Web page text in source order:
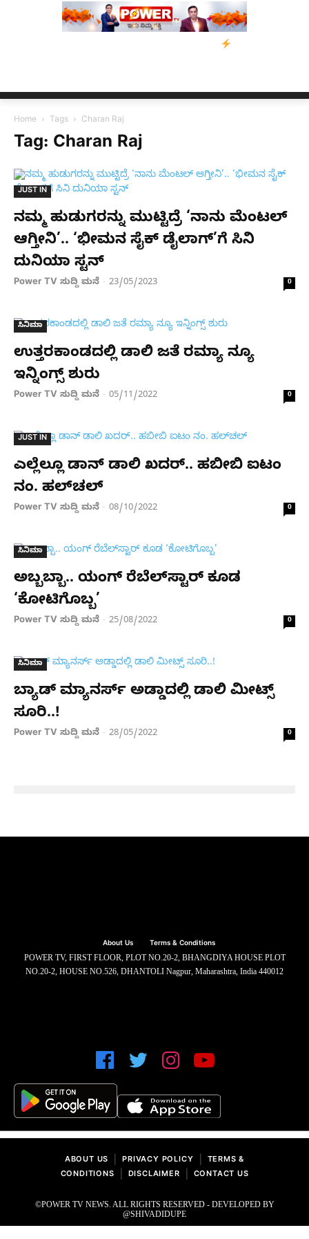
ಬೆಂಗಳೂರಿನಿಂದ
Home Tags Charan Raj
Tag: Charan Raj
JUST IN
ನಮ್ಮ ಹುಡುಗರನ್ನು ಮುಟ್ಟಿದ್ರೆ ‘ನಾನು ಮೆಂಟಲ್
ಆಗ್ತೀನಿ’.. ‘ಭೀಮನ ಸೈಕ್ ಡೈಲಾಗ್’ಗೆ ಸಿನಿ
ದುನಿಯಾ ಸ್ಟನ್
Power TV ಸುದ್ದಿ ಮನೆ - 23/05/2023 0
ಸಿನಿಮಾ
ಉತ್ತರಕಾಂಡದಲ್ಲಿ ಡಾಲಿ ಜತೆ ರಮ್ಯಾ ನ್ಯೂ
ಇನ್ನಿಂಗ್ಸ್ ಶುರು
Power TV ಸುದ್ದಿ ಮನೆ - 05/11/2022 0
JUST IN
ಎಲ್ಲೆಲ್ಲೂ ಡಾನ್ ಡಾಲಿ ಖದರ್.. ಹಬೀಬಿ ಐಟಂ
ನಂ. ಹಲ್​​​​​​ಚಲ್
Power TV ಸುದ್ದಿ ಮನೆ - 08/10/2022 0
ಸಿನಿಮಾ
ಅಬ್ಬಬ್ಬಾ.. ಯಂಗ್ ರೆಬೆಲ್​ಸ್ಟಾರ್ ಕೂಡ
‘ಕೋಟಿಗೊಬ್ಬ’
Power TV ಸುದ್ದಿ ಮನೆ - 25/08/2022 0
ಸಿನಿಮಾ
ಬ್ಯಾಡ್ ಮ್ಯಾನರ್ಸ್​ ಅಡ್ಡಾದಲ್ಲಿ ಡಾಲಿ ಮೀಟ್ಸ್
ಸೂರಿ..!
Power TV ಸುದ್ದಿ ಮನೆ - 28/05/2022 0
About Us Terms & Conditions
POWER TV, FIRST FLOOR, PLOT NO.20-2, BHANGDIYA HOUSE PLOT
NO.20-2, HOUSE NO.526, DHANTOLI Nagpur, Maharashtra, India 440012
ABOUT US PRIVACY POLICY
TERMS &
CONDITIONS
DISCLAIMER CONTACT US
©POWER TV NEWS. ALL RIGHTS RESERVED - DEVELOPED BY
@SHIVADIDUPE